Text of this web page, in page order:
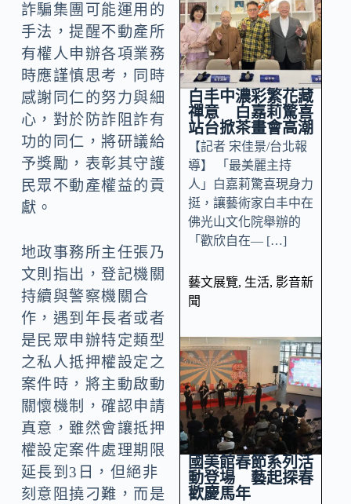
詐騙集團可能運用的
手法，提醒不動產所
有權人申辦各項業務
時應謹慎思考，同時
感謝同仁的努力與細
心，對於防詐阻詐有
功的同仁，將研議給
予獎勵，表彰其守護
民眾不動產權益的貢
獻。
地政事務所主任張乃
文則指出，登記機關
持續與警察機關合
作，遇到年長者或者
是民眾申辦特定類型
之私人抵押權設定之
案件時，將主動啟動
關懷機制，確認申請
真意，雖然會讓抵押
權設定案件處理期限
延長到3日，但絕非
刻意阻撓刁難，而是
白丰中濃彩繁花藏
禪意 白嘉莉驚喜
站台掀茶畫會高潮
【記者 宋佳景/台北報
導】 「最美麗主持
人」白嘉莉驚喜現身力
挺，讓藝術家白丰中在
佛光山文化院舉辦的
「歡欣自在— […]
藝文展覽, 生活, 影音新
聞
國美館春節系列活
動登場 藝起探春
歡慶馬年